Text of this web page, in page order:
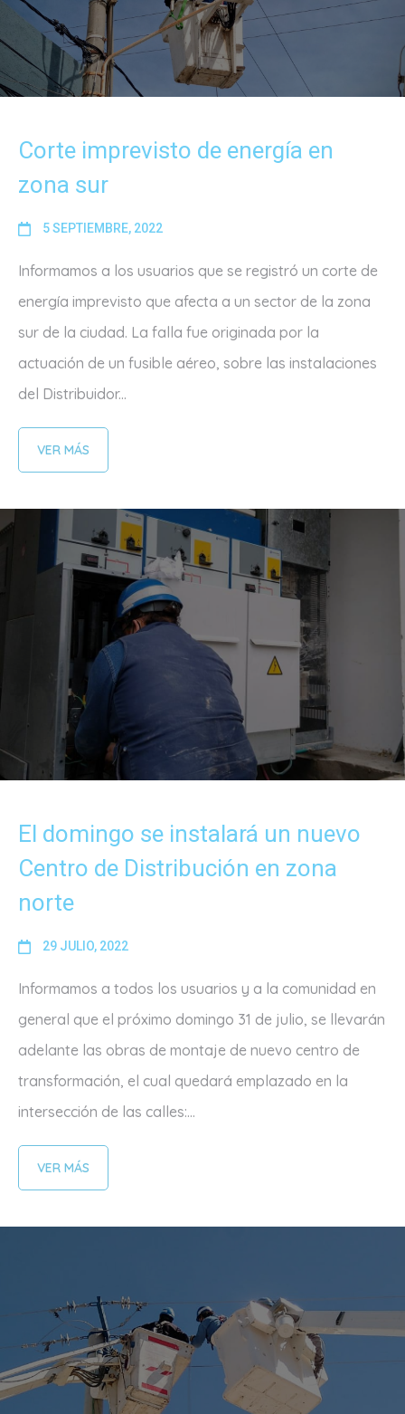
Corte imprevisto de energía en
zona sur
5 SEPTIEMBRE, 2022
Informamos a los usuarios que se registró un corte de
energía imprevisto que afecta a un sector de la zona
sur de la ciudad. La falla fue originada por la
actuación de un fusible aéreo, sobre las instalaciones
del Distribuidor...
VER MÁS
El domingo se instalará un nuevo
Centro de Distribución en zona
norte
29 JULIO, 2022
Informamos a todos los usuarios y a la comunidad en
general que el próximo domingo 31 de julio, se llevarán
adelante las obras de montaje de nuevo centro de
transformación, el cual quedará emplazado en la
intersección de las calles:...
VER MÁS